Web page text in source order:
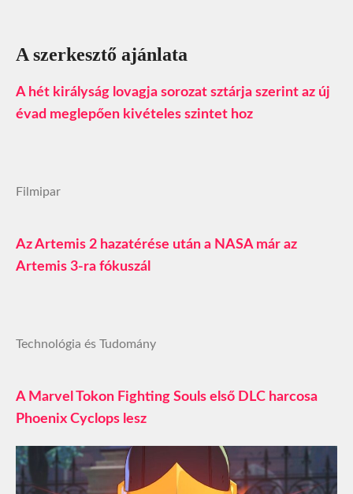
A szerkesztő ajánlata
A hét királyság lovagja sorozat sztárja szerint az új
évad meglepően kivételes szintet hoz
Filmipar
Az Artemis 2 hazatérése után a NASA már az
Artemis 3-ra fókuszál
Technológia és Tudomány
A Marvel Tokon Fighting Souls első DLC harcosa
Phoenix Cyclops lesz